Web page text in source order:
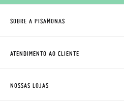
SOBRE A PISAMONAS
ATENDIMENTO AO CLIENTE
NOSSAS LOJAS